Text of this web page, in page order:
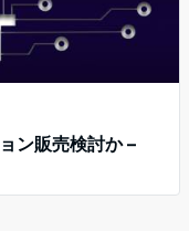
ン販売検討か –